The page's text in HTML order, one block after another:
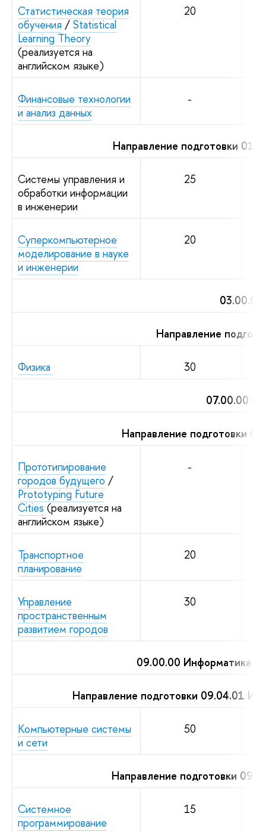
Статистическая теория
обучения / Statistical
Learning Theory
(реализуется на
английском языке)
20
Финансовые технологии
и анализ данных
-
Направление подготовки
Системы управления и
обработки информации
в инженерии
25
Суперкомпьютерное
моделирование в науке
и инженерии
20
Направление
Физика 30
07.00.00
Направление подготовки
Прототипирование
городов будущего /
Prototyping Future
Cities (реализуется на
английском языке)
-
Транспортное
планирование
20
Управление
пространственным
развитием городов
30
09.00.00 Информатика и
Направление подготовки 09.04.01
Компьютерные системы
и сети
50
Направление подготовки
Системное
программирование
15